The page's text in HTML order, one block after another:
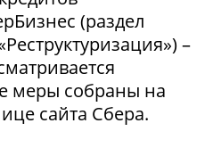
(раздел
–
меры собраны на
сайта Сбера.